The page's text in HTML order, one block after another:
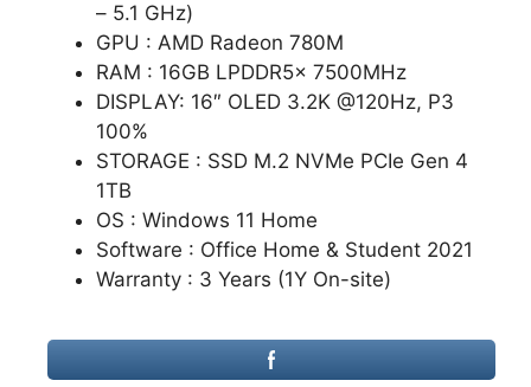
– 5.1 GHz)
GPU : AMD Radeon 780M
RAM : 16GB LPDDR5x 7500MHz
DISPLAY: 16″ OLED 3.2K @120Hz, P3
100%
STORAGE : SSD M.2 NVMe PCIe Gen 4
1TB
OS : Windows 11 Home
Software : Office Home & Student 2021
Warranty : 3 Years (1Y On-site)